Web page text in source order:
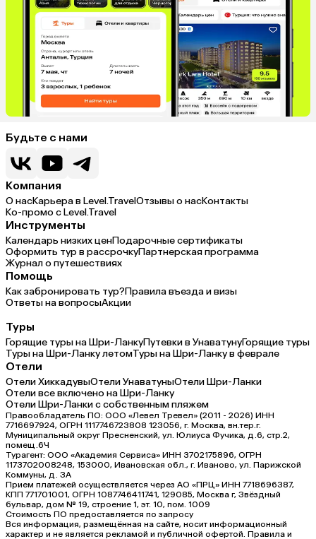
Будьте с нами
Компания
О насКарьера в Level.TravelОтзывы о насКонтакты
Ко-промо с Level.Travel
Инструменты
Календарь низких ценПодарочные сертификаты
Оформить тур в рассрочкуПартнерская программа
Журнал о путешествиях
Помощь
Как забронировать тур?Правила въезда и визы
Ответы на вопросыАкции
Туры
Горящие туры на Шри-ЛанкуПутевки в УнаватунуГорящие туры
Туры на Шри-Ланку летомТуры на Шри-Ланку в феврале
Отели
Отели ХиккадувыОтели УнаватуныОтели Шри-Ланки
Отели все включено на Шри-Ланку
Отели Шри-Ланки с собственным пляжем
Правообладатель ПО: ООО «Левел Тревел» (2011 - 2026) ИНН
7716697924, ОГРН 1117746723808 123056, г. Москва, вн.тер.г.
Муниципальный округ Пресненский, ул. Юлиуса Фучика, д.6, стр.2,
помещ.6Ч
Турагент: ООО «Академия Сервиса» ИНН 3702175896, ОГРН
1173702008248, 153000, Ивановская обл., г. Иваново, ул. Парижской
Коммуны, д. ЗА
Прием платежей осуществляется через АО «ПРЦ» ИНН 7718696387,
КПП 771701001, ОГРН 1087746411741, 129085, Москва г, Звёздный
бульвар, дом № 19, строение 1, эт. 10, пом. 1009
Стоимость ПО предоставляется по запросу
Вся информация, размещённая на сайте, носит информационный
характер и не является рекламой и публичной офертой. Правила и